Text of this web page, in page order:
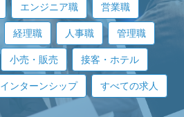
エンジニア職 営業職
経理職 人事職 管理職
小売・販売 接客・ホテル
インターンシップ すべての求人